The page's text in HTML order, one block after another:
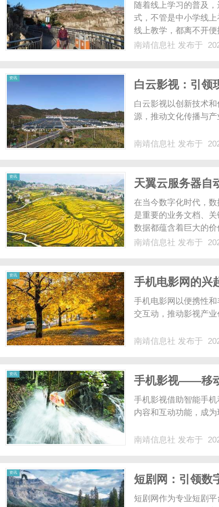
随着线上学习的普及
式，不管是中小学线
线上教学，都离不开
南靖信息社 发布于
资讯
白云影视：引领
量
白云影视以创新技术
源，推动文化传播与
南靖信息社 发布于
资讯
天翼云服务器自
在当今数字化时代，
是重要的业务文档、
数据都蕴含着巨大的
损失，甚至危及生存
南靖信息社 发布于
资讯
手机电影网的兴
手机电影网以便携性
交互动，推动影视产
南靖信息社 发布于
资讯
手机影视——移
手机影视借助智能手
内容和互动功能，成
南靖信息社 发布于
资讯
短剧网：引领数
短剧网作为专业短剧